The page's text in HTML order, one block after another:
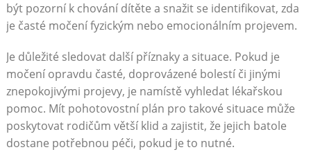
být pozorní k chování dítěte a snažit se identifikovat, zda
je časté močení fyzickým nebo emocionálním projevem.
Je důležité sledovat další příznaky a situace. Pokud je
močení opravdu časté, doprovázené bolestí či jinými
znepokojivými projevy, je namístě vyhledat lékařskou
pomoc. Mít pohotovostní plán pro takové situace může
poskytovat rodičům větší klid a zajistit, že jejich batole
dostane potřebnou péči, pokud je to nutné.